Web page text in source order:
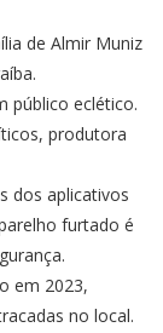
de Almir Muniz
público eclético.
produtora
dos aplicativos
furtado é
em 2023,
no local.